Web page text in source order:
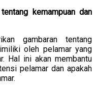
kemampuan dan
gambaran tentang
oleh pelamar yang
Hal ini akan membantu
pelamar dan apakah